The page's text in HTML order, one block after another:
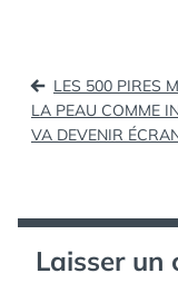
Monétiser leurs
contenus…
Navigation
de
l’article
LES 500 PIRES
LA PEAU COMME
VA DEVENIR
Laisser un